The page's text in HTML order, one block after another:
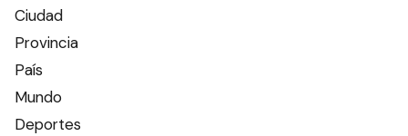
Ciudad
Provincia
País
Mundo
Deportes